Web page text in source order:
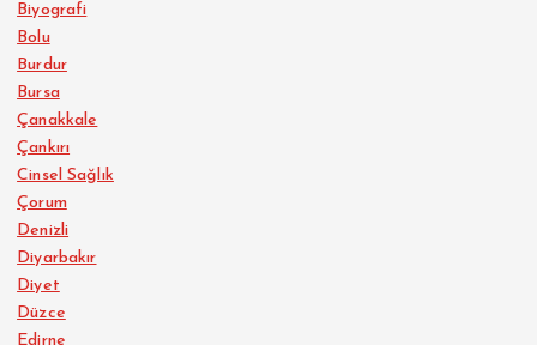
Biyografi
Bolu
Burdur
Bursa
Çanakkale
Çankırı
Cinsel Sağlık
Çorum
Denizli
Diyarbakır
Diyet
Düzce
Edirne